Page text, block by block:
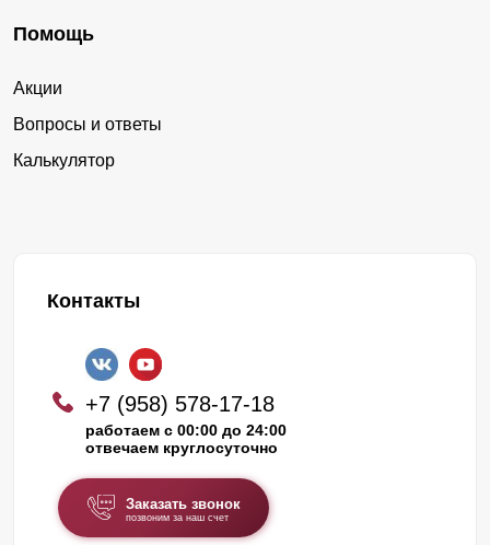
Помощь
Акции
Вопросы и ответы
Калькулятор
Контакты
+7 (958) 578-17-18
работаем с 00:00 до 24:00
отвечаем круглосуточно
Заказать звонок
позвоним за наш счет